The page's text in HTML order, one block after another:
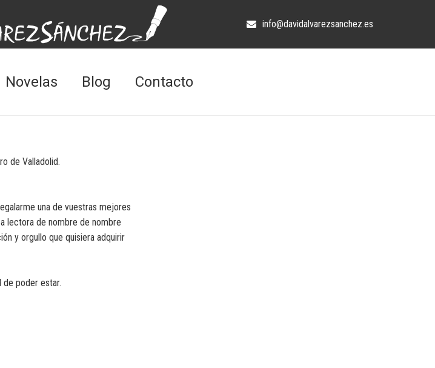
info@davidalvarezsanchez.es
Novelas Blog Contacto
de Valladolid.
una de vuestras mejores
lectora de nombre de nombre
y orgullo que quisiera adquirir
de poder estar.